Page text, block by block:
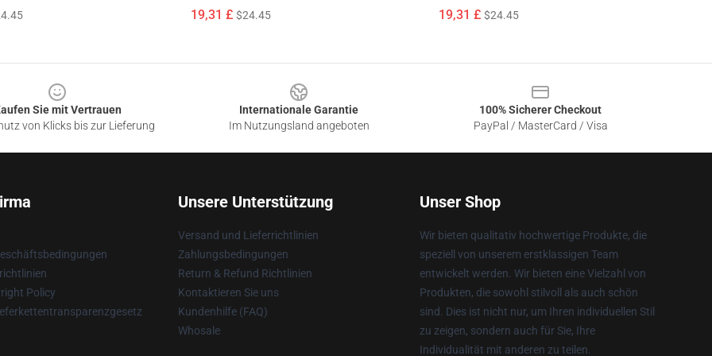
19,31 £ $24.45 19,31 £ $24.45
Sie mit Vertrauen
von Klicks bis zur Lieferung
Internationale Garantie
Im Nutzungsland angeboten
100% Sicherer Checkout
PayPal / MasterCard / Visa
Policy
Unsere Unterstützung
Versand und Lieferrichtlinien
Zahlungsbedingungen
Return & Refund Richtlinien
Kontaktieren Sie uns
Kundenhilfe (FAQ)
Whosale
Unser Shop
Wir bieten qualitativ hochwertige Produkte, die
speziell von unserem erstklassigen Team
entwickelt werden. Wir bieten eine Vielzahl von
Produkten, die sowohl stilvoll als auch schön
sind. Dies ist nicht nur, um Ihren individuellen Stil
zu zeigen, sondern auch für Sie, Ihre
Individualität mit anderen zu teilen.